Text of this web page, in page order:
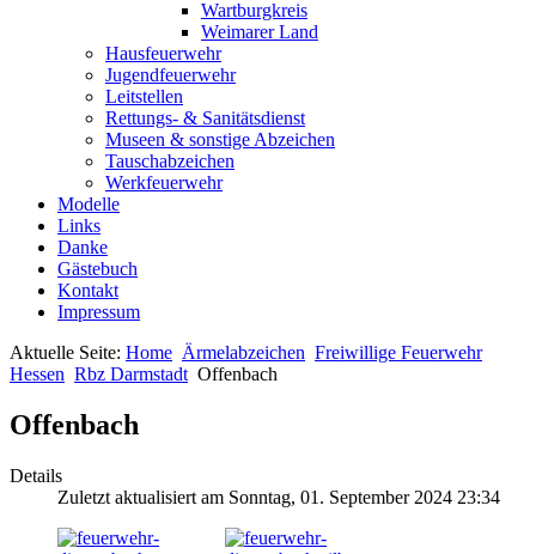
Wartburgkreis
Weimarer Land
Hausfeuerwehr
Jugendfeuerwehr
Leitstellen
Rettungs- & Sanitätsdienst
Museen & sonstige Abzeichen
Tauschabzeichen
Werkfeuerwehr
Modelle
Links
Danke
Gästebuch
Kontakt
Impressum
Aktuelle Seite: Home Ärmelabzeichen Freiwillige Feuerwehr
Hessen Rbz Darmstadt Offenbach
Offenbach
Details
Zuletzt aktualisiert am Sonntag, 01. September 2024 23:34